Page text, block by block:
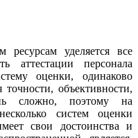
ресурсам уделяется все
аттестации персонала
оценки, одинаково
объективности,
сложно, поэтому на
систем оценки
свои достоинства и